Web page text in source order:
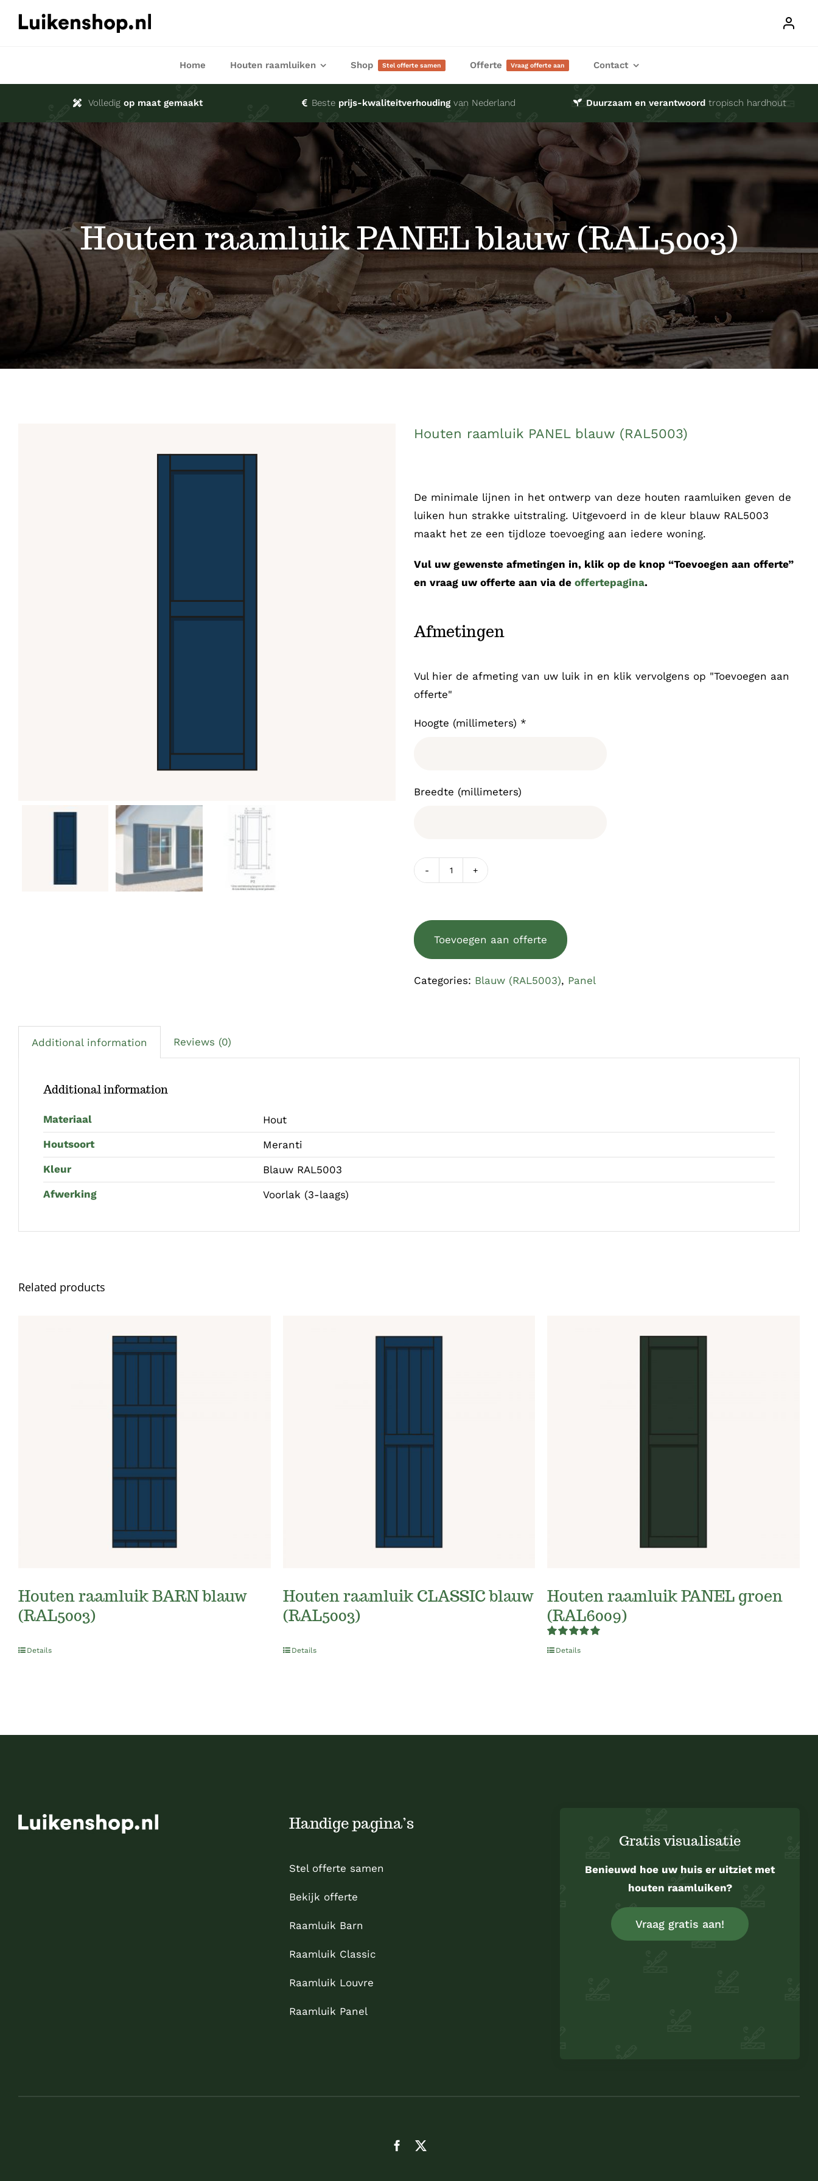
naar
Home Houten raamluiken Shop Stel offerte samen Offerte Vraag offerte aan Contact
Volledigop maat gemaakt Beste prijs-kwaliteitverhoudingvan Nederland Duurzaam en verantwoordtropisch hardhout
Houten raamluik PANEL blauw (RAL5003)
Houten raamluik PANEL blauw (RAL5003)
De minimale lijnen in het ontwerp van deze houten raamluiken geven de
luiken hun strakke uitstraling. Uitgevoerd in de kleur blauw RAL5003
maakt het ze een tijdloze toevoeging aan iedere woning.
Vul uw gewenste afmetingen in, klik op de knop “Toevoegen aan offerte”
en vraag uw offerte aan via de offertepagina.
Afmetingen
Vul hier de afmeting van uw luik in en klik vervolgens op "Toevoegen aan
offerte"
Hoogte (millimeters) *
Breedte (millimeters)
Houten
Toevoegen aan offerte
Categories: Blauw (RAL5003), Panel
Additional information Reviews (0)
Additional information
Materiaal
Hout
Houtsoort
Meranti
Kleur
Blauw RAL5003
Afwerking
Voorlak (3-laags)
Related products
Houten raamluik BARN blauw
(RAL5003)
Details
Houten raamluik CLASSIC blauw
(RAL5003)
Details
Houten raamluik PANEL groen
(RAL6009)
Rated 5.00
out of 5
Details
Handige pagina’s
Stel offerte samen
Bekijk offerte
Raamluik Barn
Raamluik Classic
Raamluik Louvre
Raamluik Panel
Gratis visualisatie
Benieuwd hoe uw huis er uitziet met
houten raamluiken?
Vraag gratis aan!